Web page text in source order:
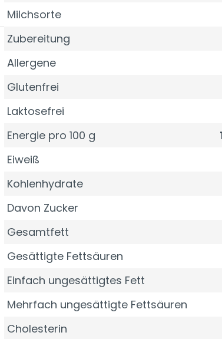
Milchsorte
Zubereitung
Allergene
Glutenfrei
Laktosefrei
Energie pro 100 g
Eiweiß
Kohlenhydrate
Davon Zucker
Gesamtfett
Gesättigte Fettsäuren
Einfach ungesättigtes Fett
Mehrfach ungesättigte Fettsäuren
Cholesterin